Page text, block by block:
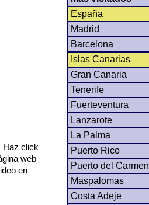
Haz click
web
en
España
Madrid
Barcelona
Islas Canarias
Gran Canaria
Tenerife
Fuerteventura
Lanzarote
La Palma
Puerto Rico
Puerto del Carmen
Maspalomas
Costa Adeje